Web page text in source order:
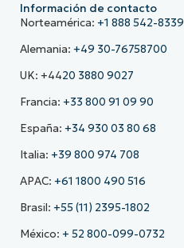
Información de contacto
Norteamérica: +1 888 542-8339
Alemania: +49 30-76758700
UK: +4420 3880 9027
Francia: +33 800 91 09 90
España: +34 930 03 80 68
Italia: +39 800 974 708
APAC: +61 1800 490 516
Brasil: +55 (11) 2395-1802
México: + 52 800-099-0732